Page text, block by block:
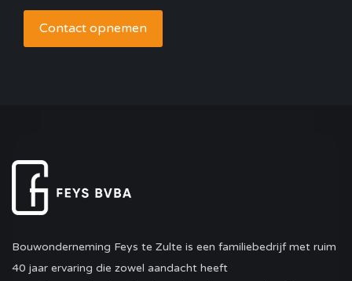
Contact opnemen
Bouwonderneming Feys te Zulte is een familiebedrijf met ruim
40 jaar ervaring die zowel aandacht heeft